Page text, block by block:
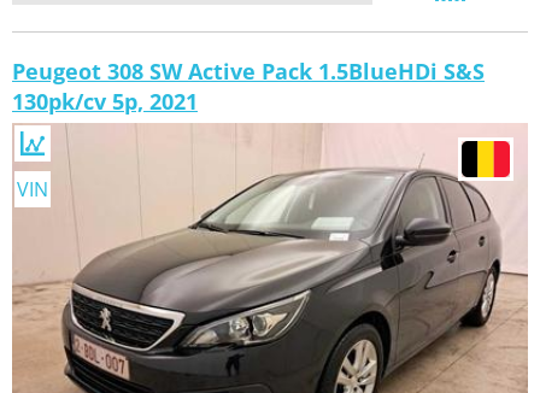
Peugeot 308 SW Active Pack 1.5BlueHDi S&S
130pk/cv 5p, 2021
VIN